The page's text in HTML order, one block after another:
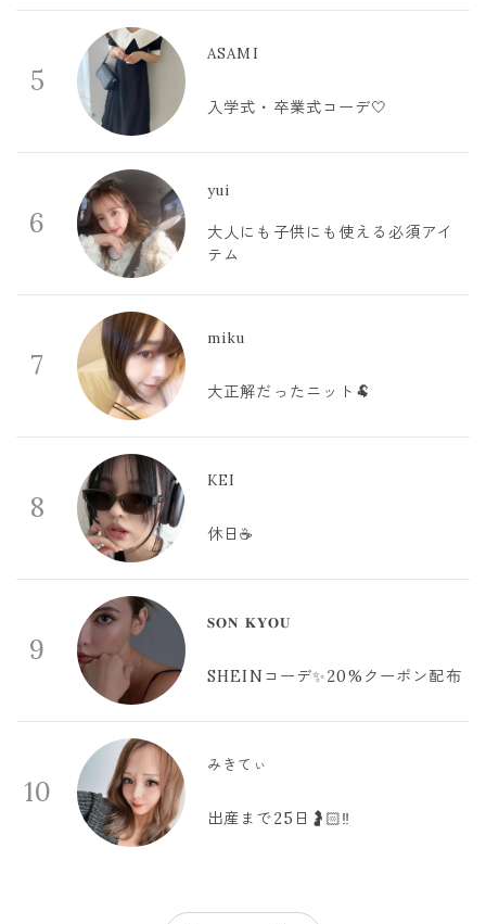
5
ASAMI
入学式・卒業式コーデ🤍
6
yui
大人にも子供にも使える必須アイ
テム
7
miku
大正解だったニット🐏
8
KEI
休日☕️
9
𝐒𝐎𝐍 𝐊𝐘𝐎𝐔
SHEINコーデ✨20%クーポン配布
10
みきてぃ
出産まで25日🤰🏻‼️